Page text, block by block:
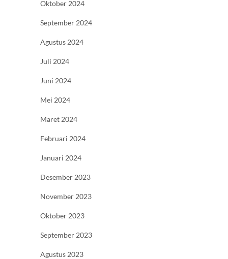
Oktober 2024
September 2024
Agustus 2024
Juli 2024
Juni 2024
Mei 2024
Maret 2024
Februari 2024
Januari 2024
Desember 2023
November 2023
Oktober 2023
September 2023
Agustus 2023